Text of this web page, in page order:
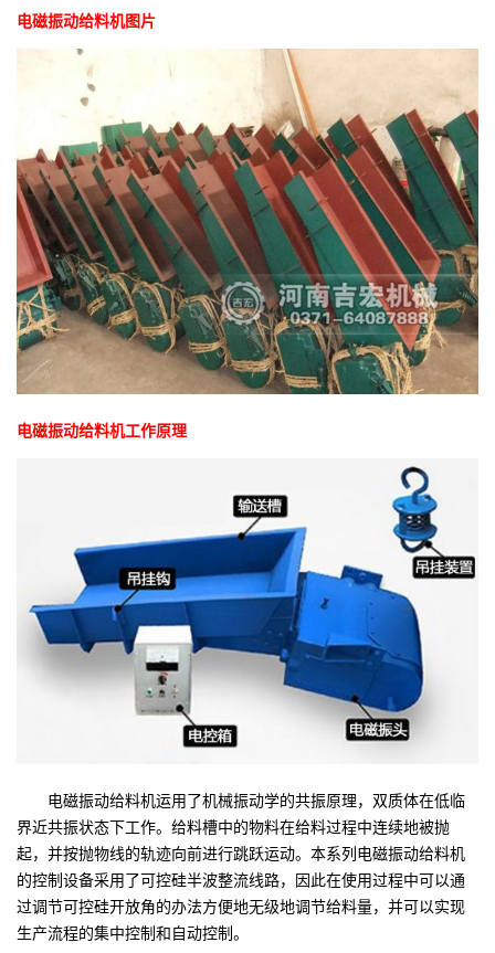
电磁振动给料机图片
电磁振动给料机工作原理
电磁振动给料机运用了机械振动学的共振原理，双质体在低临
界近共振状态下工作。给料槽中的物料在给料过程中连续地被抛
起，并按抛物线的轨迹向前进行跳跃运动。本系列电磁振动给料机
的控制设备采用了可控硅半波整流线路，因此在使用过程中可以通
过调节可控硅开放角的办法方便地无级地调节给料量，并可以实现
生产流程的集中控制和自动控制。